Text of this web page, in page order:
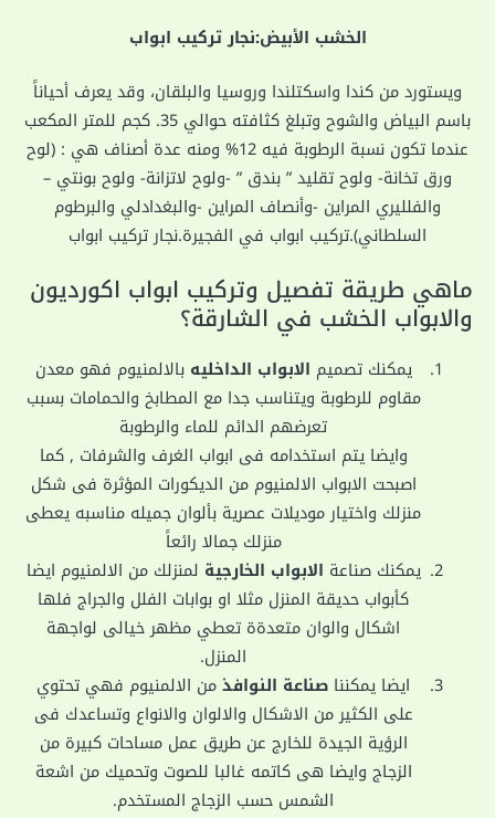
الخشب الأبيض:نجار تركيب ابواب
ويستورد من كندا واسكتلندا وروسيا والبلقان، وقد يعرف أحياناً
باسم البياض والشوح وتبلغ كثافته حوالي 35. كجم للمتر المكعب
عندما تكون نسبة الرطوبة فيه 12% ومنه عدة أصناف هي : (لوح
ورق تخانة- ولوح تقليد ” بندق ” -ولوح لاتزانة- ولوح بونتي –
والفلليري المراين -وأنصاف المراين -والبغدادلي والبرطوم
السلطاني).تركيب ابواب في الفجيرة.نجار تركيب ابواب
ماهي طريقة تفصيل وتركيب ابواب اكورديون
والابواب الخشب في الشارقة؟
يمكنك تصميم الابواب الداخليه بالالمنيوم فهو معدن
مقاوم للرطوبة ويتناسب جدا مع المطابخ والحمامات بسبب
تعرضهم الدائم للماء والرطوبة
وايضا يتم استخدامه فى ابواب الغرف والشرفات , كما
اصبحت الابواب الالمنيوم من الديكورات المؤثرة فى شكل
منزلك واختيار موديلات عصرية بألوان جميله مناسبه يعطى
منزلك جمالا رائعاً
يمكنك صناعة الابواب الخارجية لمنزلك من الالمنيوم ايضا
كأبواب حديقة المنزل مثلا او بوابات الفلل والجراج فلها
اشكال والوان متعدةة تعطي مظهر خيالى لواجهة
المنزل.
ايضا يمكننا صناعة النوافذمن الالمنيوم فهي تحتوي
على الكثير من الاشكال والالوان والانواع وتساعدك فى
الرؤية الجيدة للخارج عن طريق عمل مساحات كبيرة من
الزجاج وايضا هى كاتمه غالبا للصوت وتحميك من اشعة
الشمس حسب الزجاج المستخدم.